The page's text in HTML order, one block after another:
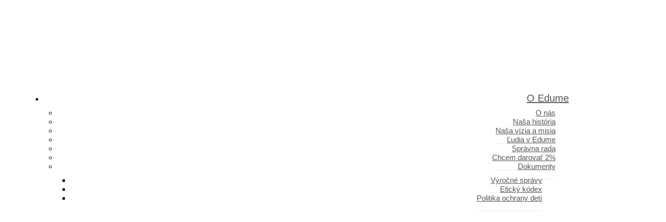
O Edume
O nás
Naša história
Naša vízia a misia
Ľudia v Edume
Správna rada
Chcem darovať 2%
Dokumenty
Výročné správy
Etický kódex
Politika ochrany detí